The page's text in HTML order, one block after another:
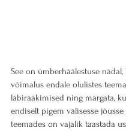
See on ümberhäälestuse nädal,
võimalus endale olulistes
läbirääkimised ning märgata,
endiselt pigem välisesse
teemades on vajalik taastada